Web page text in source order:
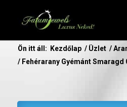
Ön itt áll: Kezdőlap / Üzlet /
/ Fehérarany Gyémánt Smaragd